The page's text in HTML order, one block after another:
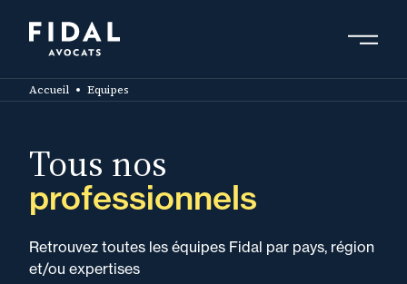
contenu
principal
Accueil Equipes
Tous nos
professionnels
Retrouvez toutes les équipes Fidal par pays, région
et/ou expertises